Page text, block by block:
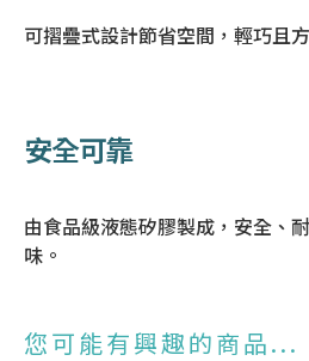
可摺疊式設計節省空間，輕巧且
安全可靠
由食品級液態矽膠製成，安全、
味。
您可能有興趣的商品...